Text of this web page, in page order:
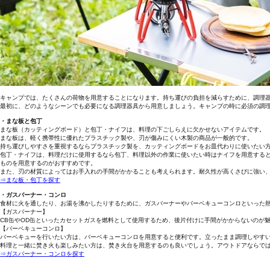
キャンプでは、たくさんの荷物を用意することになります。持ち運びの負担を減らすために、調理
最初に、どのようなシーンでも必要になる調理器具から用意しましょう。キャンプの時に必須の調
・まな板と包丁
まな板（カッティングボード）と包丁・ナイフは、料理の下ごしらえに欠かせないアイテムです。
まな板は、軽く携帯性に優れたプラスチック製や、刃が傷みにくい木製の商品が一般的です。
持ち運びしやすさを重視するならプラスチック製を、カッティングボードをお皿代わりに使いたい
包丁・ナイフは、料理だけに使用するなら包丁、料理以外の作業に使いたい時はナイフを用意す
ものを用意するのがおすすめです。
また、刃の材質によってはお手入れの手間がかかることも考えられます。耐久性が高くさびに強
⇒まな板・包丁を探す
・ガスバーナー・コンロ
食材に火を通したり、お湯を沸かしたりするために、ガスバーナーやバーベキューコンロといっ
【ガスバーナー】
CB缶やOD缶といったカセットガスを燃料として使用するため、後片付けに手間がかからないの
【バーベキューコンロ】
バーベキューを行いたい方は、バーベキューコンロを用意すると便利です。立ったまま調理しや
料理と一緒に焚き火も楽しみたい方は、焚き火台を用意するのも良いでしょう。アウトドアならで
⇒ガスバーナー・コンロを探す